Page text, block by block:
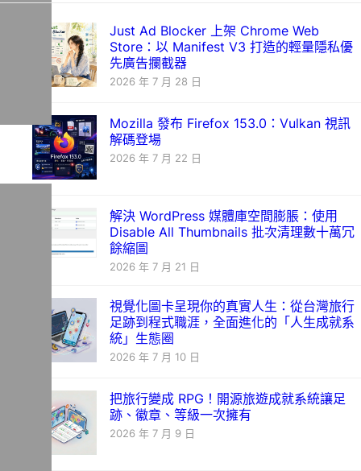
Just Ad Blocker 上架 Chrome Web
Store：以 Manifest V3 打造的輕量隱私優
先廣告攔截器
2026 年 7 月 28 日
Mozilla 發布 Firefox 153.0：Vulkan 視訊
解碼登場
2026 年 7 月 22 日
解決 WordPress 媒體庫空間膨脹：使用
Disable All Thumbnails 批次清理數十萬冗
餘縮圖
2026 年 7 月 21 日
視覺化圖卡呈現你的真實人生：從台灣旅行
足跡到程式職涯，全面進化的「人生成就系
統」生態圈
2026 年 7 月 10 日
把旅行變成 RPG！開源旅遊成就系統讓足
跡、徽章、等級一次擁有
2026 年 7 月 9 日